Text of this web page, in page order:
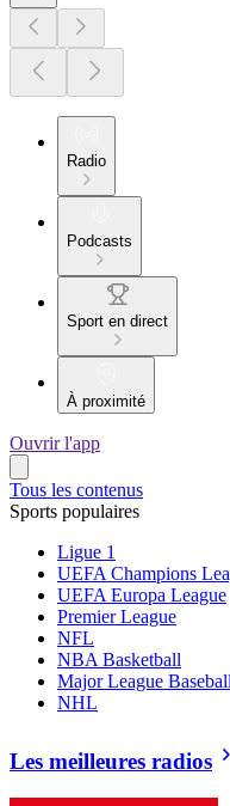
Radio
Podcasts
Sport en direct
À proximité
Ouvrir l'app
Tous les contenus
Sports populaires
Ligue 1
UEFA Champions
UEFA Europa League
Premier League
NFL
NBA Basketball
Major League Baseball
NHL
Les meilleures radios